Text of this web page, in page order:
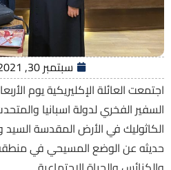
سبتمبر 30, 2021
السفير الفخري لدولة اسبانيا
الكاثوليك في الأرض المقدسة
حديثه عن الوضع المسيحي في